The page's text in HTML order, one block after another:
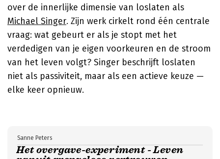
over de innerlijke dimensie van loslaten als
Michael Singer. Zijn werk cirkelt rond één centrale
vraag: wat gebeurt er als je stopt met het
verdedigen van je eigen voorkeuren en de stroom
van het leven volgt? Singer beschrijft loslaten
niet als passiviteit, maar als een actieve keuze —
elke keer opnieuw.
Het overgave-experiment - Leven
Sanne Peters